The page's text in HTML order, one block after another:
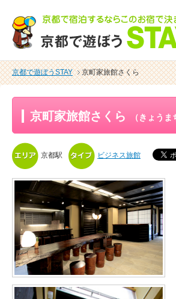
京都で遊ぼうSTAY 京町家旅館さくら
京町家旅館さくら （きょう
京都駅 ビジネス旅館